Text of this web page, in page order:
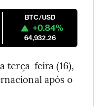
BTC/USD
+0.84%
64,932.26
terça-feira (16),
após o